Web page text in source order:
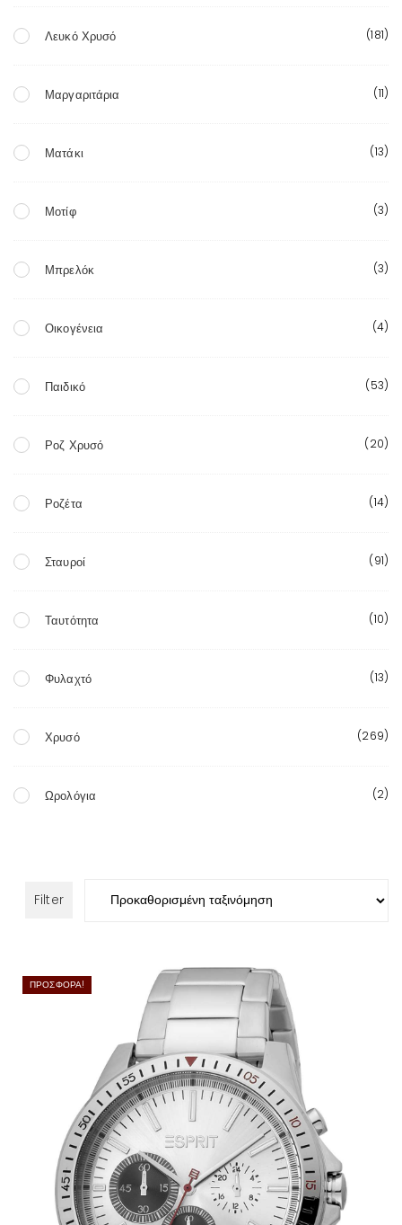
Λευκό Χρυσό (181)
Μαργαριτάρια (11)
Ματάκι (13)
Μοτίφ (3)
Μπρελόκ (3)
Οικογένεια (4)
Παιδικό (53)
Ροζ Χρυσό (20)
Ροζέτα (14)
Σταυροί (91)
Ταυτότητα (10)
Φυλαχτό (13)
Χρυσό (269)
Ωρολόγια (2)
Filter
ΠΡΟΣΦΟΡΆ!